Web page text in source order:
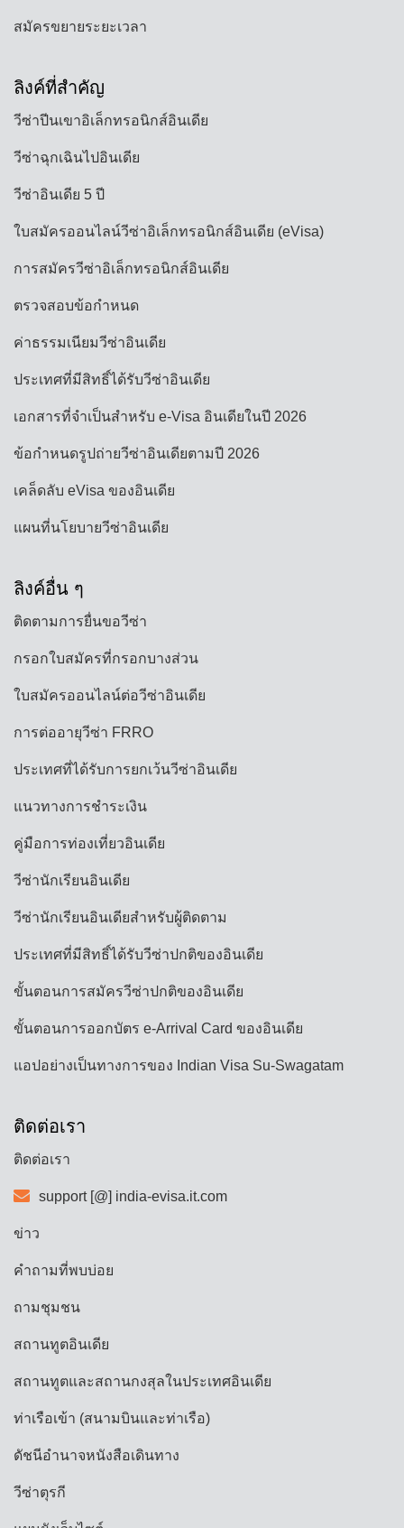
สมัครขยายระยะเวลา
ลิงค์ที่สำคัญ
วีซ่าปีนเขาอิเล็กทรอนิกส์อินเดีย
วีซ่าฉุกเฉินไปอินเดีย
วีซ่าอินเดีย 5 ปี
ใบสมัครออนไลน์วีซ่าอิเล็กทรอนิกส์อินเดีย (eVisa)
การสมัครวีซ่าอิเล็กทรอนิกส์อินเดีย
ตรวจสอบข้อกำหนด
ค่าธรรมเนียมวีซ่าอินเดีย
ประเทศที่มีสิทธิ์ได้รับวีซ่าอินเดีย
เอกสารที่จำเป็นสำหรับ e-Visa อินเดียในปี 2026
ข้อกำหนดรูปถ่ายวีซ่าอินเดียตามปี 2026
เคล็ดลับ eVisa ของอินเดีย
แผนที่นโยบายวีซ่าอินเดีย
ลิงค์อื่น ๆ
ติดตามการยื่นขอวีซ่า
กรอกใบสมัครที่กรอกบางส่วน
ใบสมัครออนไลน์ต่อวีซ่าอินเดีย
การต่ออายุวีซ่า FRRO
ประเทศที่ได้รับการยกเว้นวีซ่าอินเดีย
แนวทางการชำระเงิน
คู่มือการท่องเที่ยวอินเดีย
วีซ่านักเรียนอินเดีย
วีซ่านักเรียนอินเดียสำหรับผู้ติดตาม
ประเทศที่มีสิทธิ์ได้รับวีซ่าปกติของอินเดีย
ขั้นตอนการสมัครวีซ่าปกติของอินเดีย
ขั้นตอนการออกบัตร e-Arrival Card ของอินเดีย
แอปอย่างเป็นทางการของ Indian Visa Su-Swagatam
ติดต่อเรา
ติดต่อเรา
support [@] india-evisa.it.com
ข่าว
คำถามที่พบบ่อย
ถามชุมชน
สถานทูตอินเดีย
สถานทูตและสถานกงสุลในประเทศอินเดีย
ท่าเรือเข้า (สนามบินและท่าเรือ)
ดัชนีอำนาจหนังสือเดินทาง
วีซ่าตุรกี